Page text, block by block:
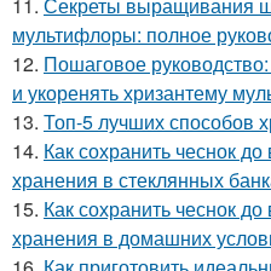
мультифлоры: полное
12. Пошаговое
и укоренять хризантему
13. Топ-5 лучших способов
14. Как сохранить чеснок
хранения в стеклянных
15. Как сохранить чеснок
хранения в домашних